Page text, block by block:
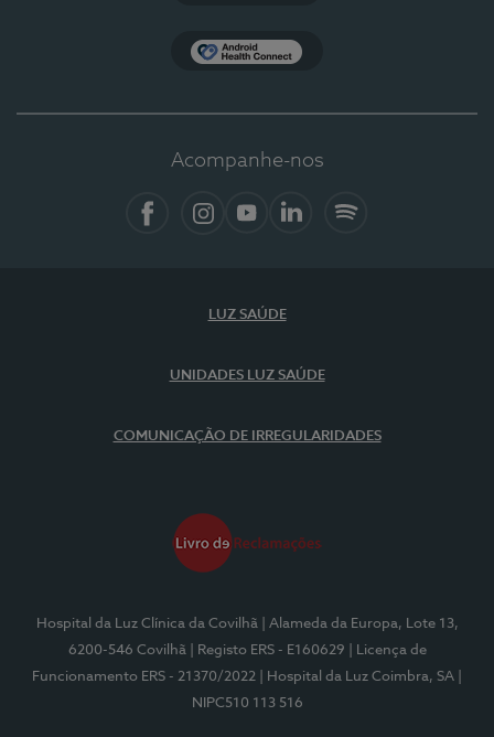
Acompanhe-nos
LUZ SAÚDE
UNIDADES LUZ SAÚDE
COMUNICAÇÃO DE IRREGULARIDADES
Hospital da Luz Clínica da Covilhã
| Alameda da Europa, Lote 13,
6200-546 Covilhã
| Registo ERS - E160629
| Licença de
Funcionamento ERS - 21370/2022
| Hospital da Luz Coimbra, SA
NIPC510 113 516